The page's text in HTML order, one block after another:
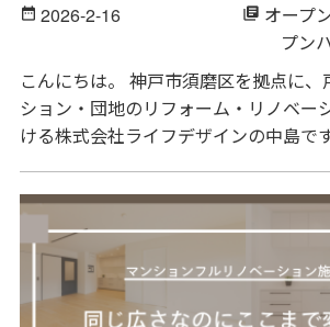
date_range 2026-2-16 library_books オープ
プン
こんにちは。 神戸市須磨区を拠点に、
ション・団地のリフォーム・リノベー
ける株式会社ライフデザインの中島で